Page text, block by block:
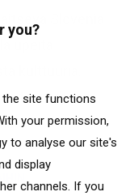
you?
site functions
your permission,
to analyse our site's
display
channels. If you
tai perheen